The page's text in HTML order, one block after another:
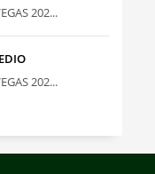
202...
202...